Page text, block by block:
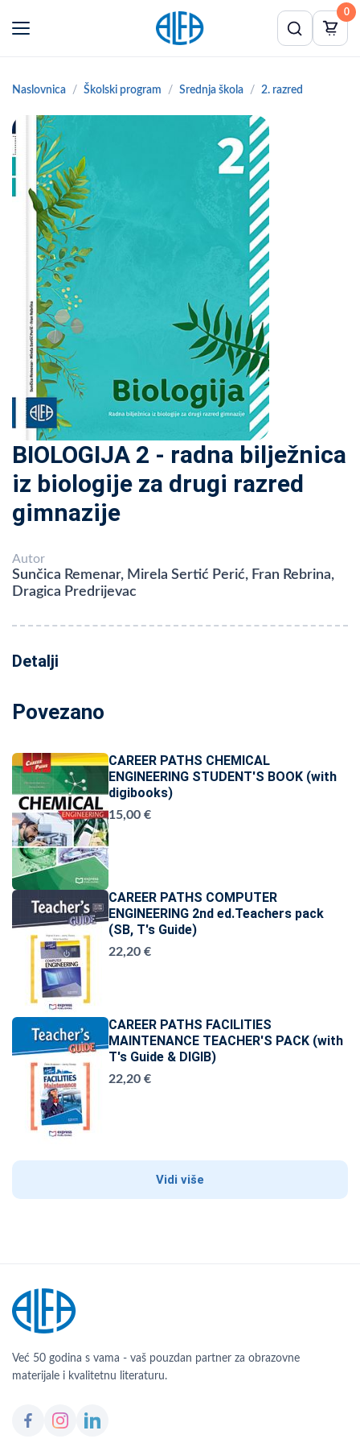
0
Naslovnica Školski program Srednja škola 2. razred
BIOLOGIJA 2 - radna bilježnica
iz biologije za drugi razred
gimnazije
Autor
Sunčica Remenar, Mirela Sertić Perić, Fran Rebrina,
Dragica Predrijevac
Detalji
Povezano
CAREER PATHS CHEMICAL
ENGINEERING STUDENT'S BOOK (with
digibooks)
15,00 €
CAREER PATHS COMPUTER
ENGINEERING 2nd ed.Teachers pack
(SB, T's Guide)
22,20 €
CAREER PATHS FACILITIES
MAINTENANCE TEACHER'S PACK (with
T's Guide & DIGIB)
22,20 €
Vidi više
Već 50 godina s vama - vaš pouzdan partner za obrazovne
materijale i kvalitetnu literaturu.